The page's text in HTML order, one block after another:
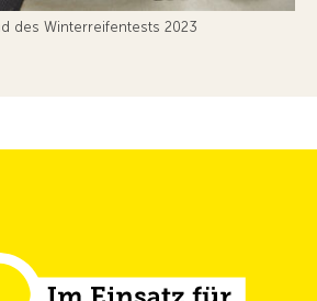
des Winterreifentests 2023